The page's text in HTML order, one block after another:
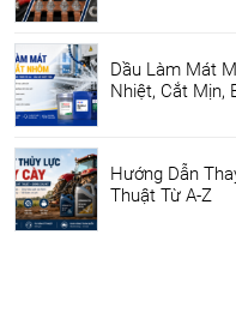
Dầu Làm Mát
Nhiệt, Cắt Mịn,
Hướng Dẫn
Thuật Từ A-Z